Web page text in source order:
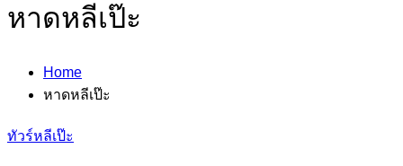
หาดหลีเป๊ะ
Home
หาดหลีเป๊ะ
ทัวร์หลีเป๊ะ